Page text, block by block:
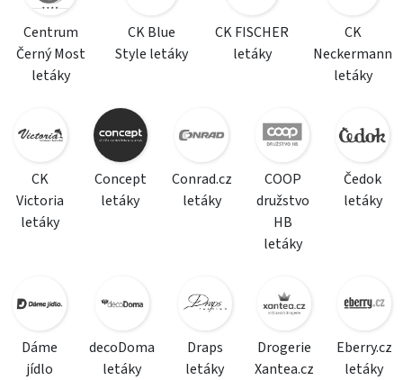
Centrum
Černý Most
letáky
CK Blue
Style letáky
CK FISCHER
letáky
CK
Neckermann
letáky
CK
Victoria
letáky
Concept
letáky
Conrad.cz
letáky
COOP
družstvo
HB
letáky
Čedok
letáky
Dáme
jídlo
decoDoma
letáky
Draps
letáky
Drogerie
Xantea.cz
Eberry.cz
letáky